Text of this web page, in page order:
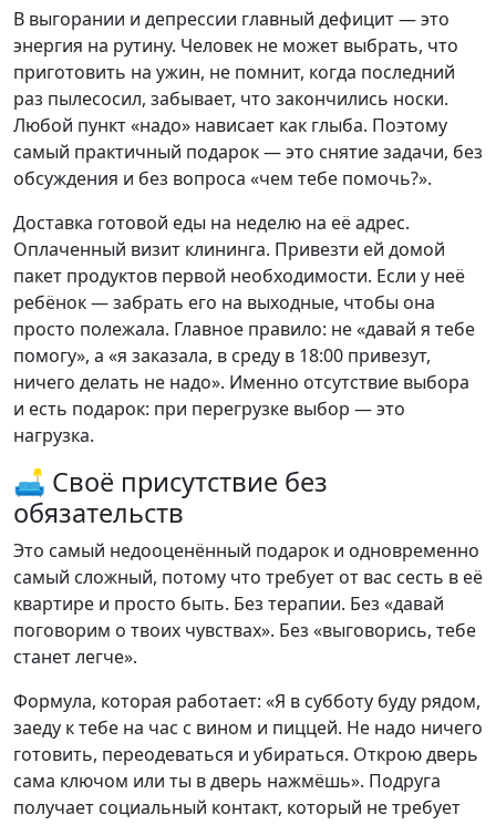
В выгорании и депрессии главный дефицит — это
энергия на рутину. Человек не может выбрать, что
приготовить на ужин, не помнит, когда последний
раз пылесосил, забывает, что закончились носки.
Любой пункт «надо» нависает как глыба. Поэтому
самый практичный подарок — это снятие задачи, без
обсуждения и без вопроса «чем тебе помочь?».
Доставка готовой еды на неделю на её адрес.
Оплаченный визит клининга. Привезти ей домой
пакет продуктов первой необходимости. Если у неё
ребёнок — забрать его на выходные, чтобы она
просто полежала. Главное правило: не «давай я тебе
помогу», а «я заказала, в среду в 18:00 привезут,
ничего делать не надо». Именно отсутствие выбора
и есть подарок: при перегрузке выбор — это
нагрузка.
🛋 Своё присутствие без
обязательств
Это самый недооценённый подарок и одновременно
самый сложный, потому что требует от вас сесть в её
квартире и просто быть. Без терапии. Без «давай
поговорим о твоих чувствах». Без «выговорись, тебе
станет легче».
Формула, которая работает: «Я в субботу буду рядом,
заеду к тебе на час с вином и пиццей. Не надо ничего
готовить, переодеваться и убираться. Открою дверь
сама ключом или ты в дверь нажмёшь». Подруга
получает социальный контакт, который не требует